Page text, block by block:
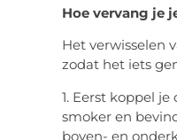
Hoe vervang je
Het verwisselen
zodat het iets
1. Eerst koppel
smoker en
boven- en